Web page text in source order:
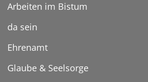
Arbeiten im Bistum
da sein
Ehrenamt
Glaube & Seelsorge